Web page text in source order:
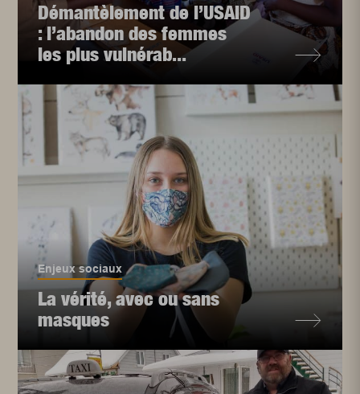
Démantèlement de l’USAID
: l’abandon des femmes
les plus vulnérab...
Enjeux sociaux
La vérité, avec ou sans
masques